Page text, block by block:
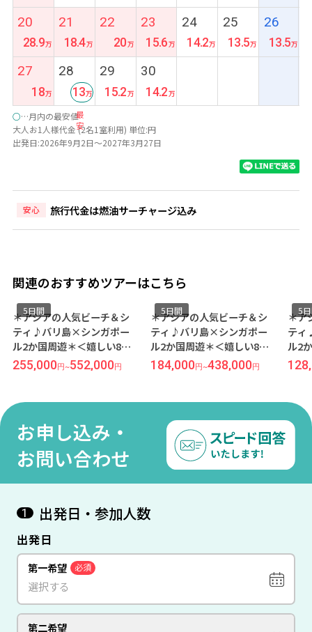
20
28.9
21
18.4
22
20
23
15.6
24
14.2
25
13.5
26
13.5
27
18
28
最
安
13
29
15.2
30
14.2
○…月内の最安値
大人お1人様代金 (2名1室利用) 単位:円
出発日:2026年9月2日～2027年3月27日
安心 旅行代金は燃油サーチャージ込み
関連のおすすめツアーはこちら
＊アジアの人気ビーチ＆シ
ティ♪バリ島×シンガポー
ル2か国周遊＊＜嬉しい8時
間カーチャーター付き！＞
写真映えする水族館レスト
ンピンスキー/3泊』＆一度
ナベイサンズ/1泊』5日間
【羽田発/シンガポール航空
利用】
5日間
255,000 円~552,000 円
＊アジアの人気ビーチ＆シ
ティ♪バリ島×シンガポー
ル2か国周遊＊＜嬉しい8時
間カーチャーター付き！＞
バリらしさを感じる立地抜
ト＆リゾート/3泊』＆一度
は泊まってみたい『マリー
ナベイサンズ/1泊』5日間
【羽田発/シンガポール航空
利用】
5日間
184,000 円~438,000 円
＊ア
ティ
ル2
間カ
バ
ト＆
チャ
ー
用】
5
お申し込み・
お問い合わせ
1 出発日・参加人数
出発日
第一希望 必須
第二希望